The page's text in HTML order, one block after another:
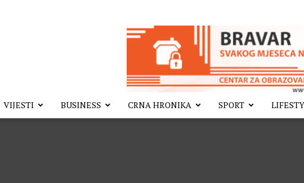
VIJESTI BUSINESS CRNA HRONIKA SPORT